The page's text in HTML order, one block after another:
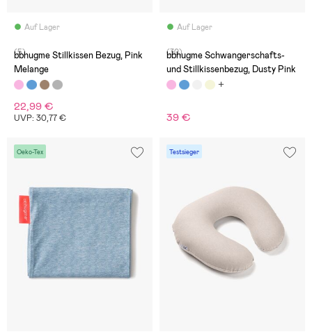
Auf Lager
(5)
bbhugme Stillkissen Bezug, Pink
Melange
22,99 €
UVP: 30,77 €
Auf Lager
(30)
bbhugme Schwangerschafts-
und Stillkissenbezug, Dusty Pink
39 €
Oeko-Tex Testsieger